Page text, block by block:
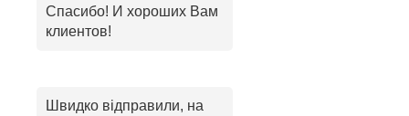
Спасибо! И хороших Вам
клиентов!
Швидко відправили, на